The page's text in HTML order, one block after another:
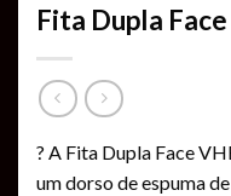
Fita Dupla
? A Fita Dupla Face
um dorso de espuma